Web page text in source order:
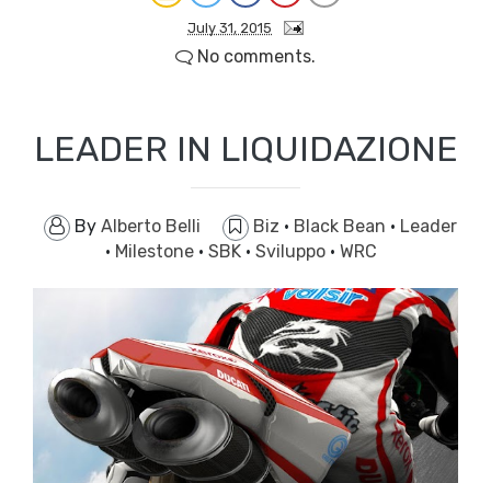
July 31, 2015
No comments.
LEADER IN LIQUIDAZIONE
By Alberto Belli Biz · Black Bean · Leader
· Milestone · SBK · Sviluppo · WRC